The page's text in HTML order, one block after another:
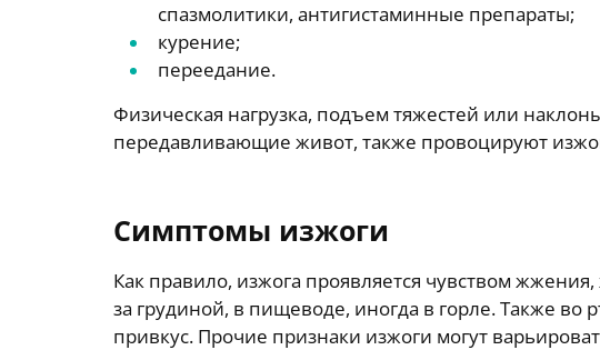
спазмолитики, антигистаминные препараты;
курение;
переедание.
Физическая нагрузка, подъем тяжестей или
передавливающие живот, также провоцируют
Симптомы изжоги
Как правило, изжога проявляется чувством
за грудиной, в пищеводе, иногда в горле. Также во
привкус. Прочие признаки изжоги могут